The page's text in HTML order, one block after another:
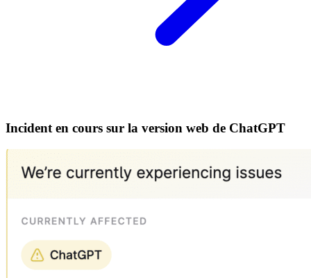
Incident en cours sur la version web de ChatGPT